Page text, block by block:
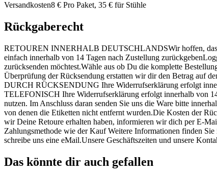
Versandkosten8 € Pro Paket, 35 € für Stühle
Rückgaberecht
RETOUREN INNERHALB DEUTSCHLANDSWir hoffen, dass
einfach innerhalb von 14 Tagen nach Zustellung
zurücksenden möchtest.Wähle aus ob Du die komplette
Überprüfung der Rücksendung erstatten wir dir den Betrag
DURCH RÜCKSENDUNG Ihre Widerrufserklärung erfolgt
TELEFONISCH Ihre Widerrufserklärung erfolgt innerhalb von
nutzen. Im Anschluss daran senden Sie uns die Ware bitte
von denen die Etiketten nicht entfernt wurden.Die Kosten der
wir Deine Retoure erhalten haben, informieren wir dich per E-
Zahlungsmethode wie der Kauf Weitere Informationen finden
schreibe uns eine eMail.Unsere Geschäftszeiten und unsere
Das könnte dir auch gefallen